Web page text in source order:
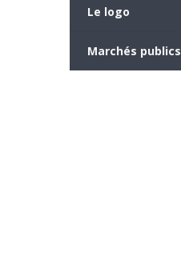
Le logo
Marchés publics